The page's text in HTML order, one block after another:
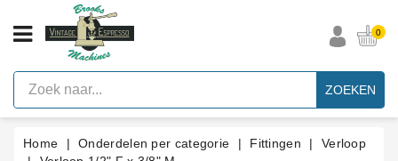
CATEGORIE
Vintage
Espresso
Machines
E61
0
ZOEKEN
Home Onderdelen per categorie Fittingen
Verloop